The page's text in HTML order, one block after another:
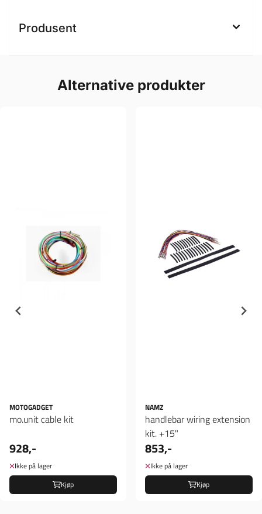
Produsent
Alternative produkter
MOTOGADGET
mo.unit cable kit
928,-
Ikke på lager
Kjøp
NAMZ
handlebar wiring extension
kit. +15"
853,-
Ikke på lager
Kjøp